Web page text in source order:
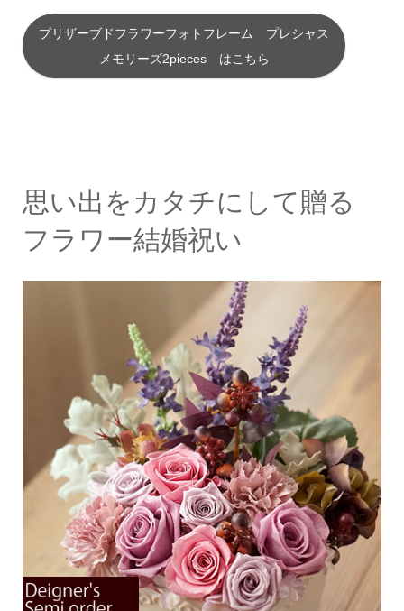
プリザーブドフラワーフォトフレーム プレシャス
メモリーズ2pieces はこちら
思い出をカタチにして贈る
フラワー結婚祝い